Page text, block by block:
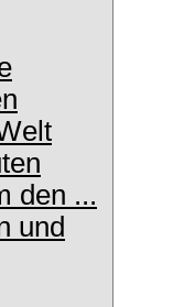
den ...
und